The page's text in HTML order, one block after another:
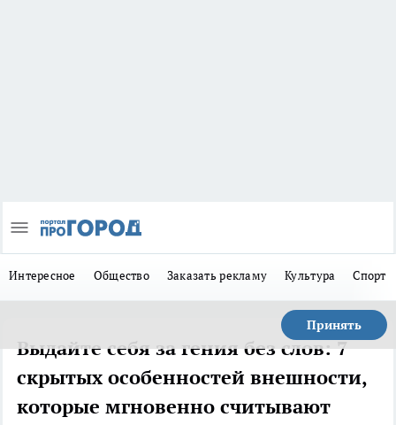
Интересное Общество Заказать рекламу Культура Спорт
Принять
Выдайте себя за гения без слов: 7
скрытых особенностей внешности,
которые мгновенно считывают